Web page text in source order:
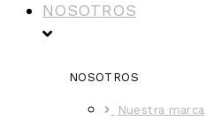
NOSOTROS
NOSOTROS
Nuestra marca